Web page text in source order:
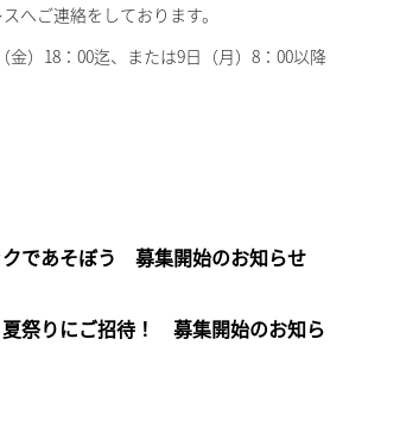
へご連絡をしております。
）18：00迄、または9日（月）8：00以降
であそぼう 募集開始のお知らせ
祭りにご招待！ 募集開始のお知ら